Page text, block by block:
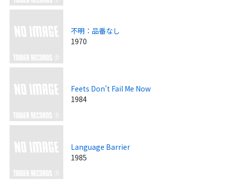
不明：品番なし
1970
Feets Don't Fail Me Now
1984
Language Barrier
1985